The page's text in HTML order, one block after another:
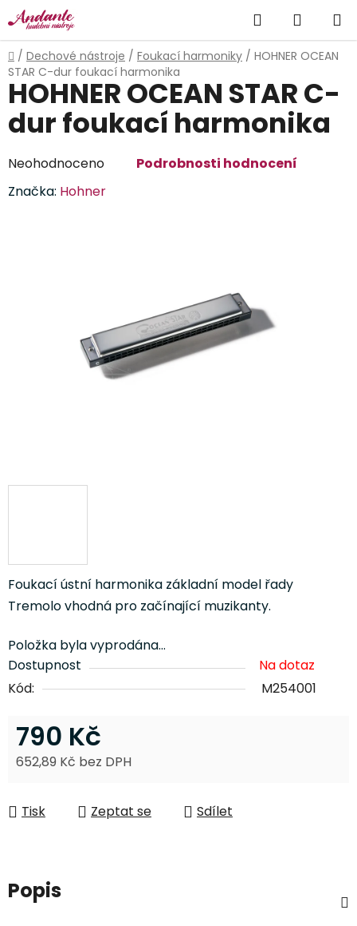
Přejít
na
obsah
Hledat
KOŠÍK
Domů
/ Dechové nástroje / Foukací harmoniky / HOHNER OCEAN
STAR C-dur foukací harmonika
Foukací ústní harmonika základní model řady
Tremolo vhodná pro začínající muzikanty.
Položka byla vyprodána…
Dostupnost
Na dotaz
Kód:
M254001
790 Kč
652,89 Kč bez DPH
Tisk
Zeptat se Sdílet
HOHNER OCEAN STAR C-
dur foukací harmonika
Průměrné
produktu
Neohodnoceno
Podrobnosti hodnocení
Značka: Hohner
Popis